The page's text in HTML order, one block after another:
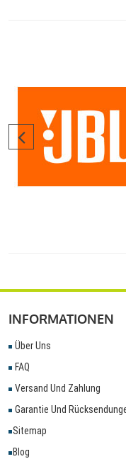
INFORMATIONEN
Über Uns
FAQ
Versand Und Zahlung
Garantie Und
Sitemap
Blog